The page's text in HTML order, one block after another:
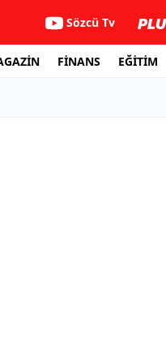
Sözcü Tv
FİNANS EĞİTİM